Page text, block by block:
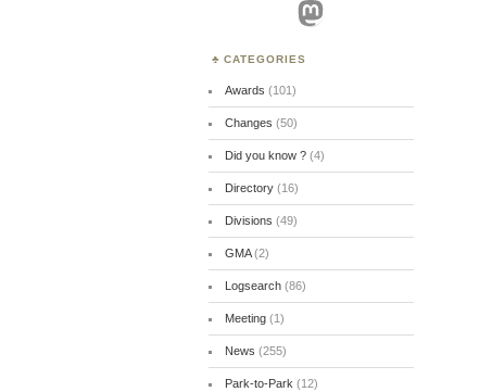
Mastodon
CATEGORIES
Awards (101)
Changes (50)
Did you know ?(4)
Directory(16)
Divisions (49)
GMA(2)
Logsearch(86)
Meeting(1)
News (255)
Park-to-Park (12)